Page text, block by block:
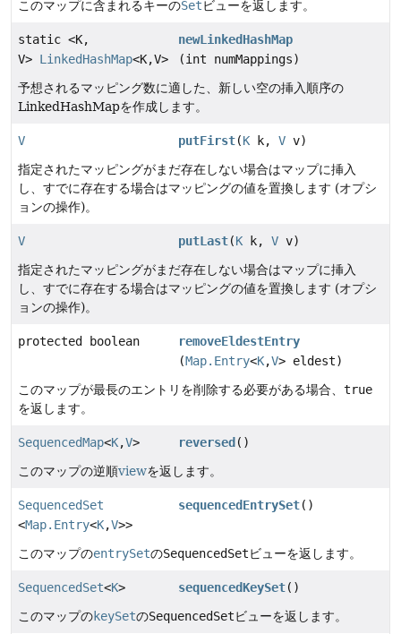
このマップに含まれるキーのSetビューを返します。
static <K,
V> LinkedHashMap<K,V>
newLinkedHashMap
(int numMappings)
予想されるマッピング数に適した、新しい空の挿入順序の
LinkedHashMapを作成します。
V putFirst(K k,V v)
指定されたマッピングがまだ存在しない場合はマップに挿入
し、すでに存在する場合はマッピングの値を置換します (オプシ
ョンの操作)。
V putLast(K k,V v)
指定されたマッピングがまだ存在しない場合はマップに挿入
し、すでに存在する場合はマッピングの値を置換します (オプシ
ョンの操作)。
protected boolean
removeEldestEntry
(Map.Entry<K,V> eldest)
このマップが最長のエントリを削除する必要がある場合、 true
を返します。
SequencedMap<K,V> reversed ()
このマップの逆順viewを返します。
SequencedSet
<Map.Entry<K,V>>
sequencedEntrySet()
このマップのentrySetのSequencedSetビューを返します。
SequencedSet<K> sequencedKeySet()
このマップのkeySetのSequencedSetビューを返します。